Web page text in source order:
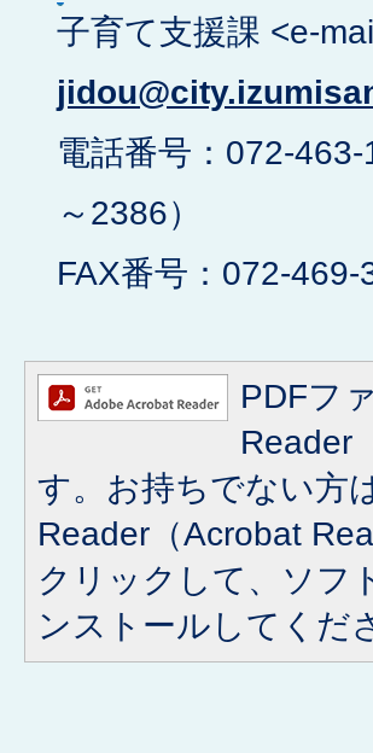
子育て支援課 <e-
電話番号：072-
～2386）
FAX番号：072-469-
PDFフ
Reader
す。お持ちでない方
Reader（Acrobat
クリックして、ソフ
ンストールしてくだ